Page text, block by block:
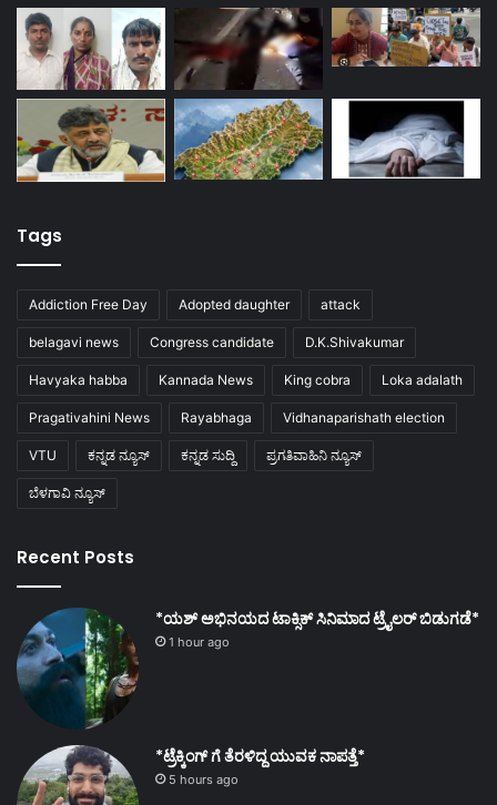
Tags
Addiction Free Day Adopted daughter attack
belagavi news Congress candidate D.K.Shivakumar
Havyaka habba Kannada News King cobra Loka adalath
Pragativahini News Rayabhaga Vidhanaparishath election
VTU ಕನ್ನಡ ನ್ಯೂಸ್ ಕನ್ನಡ ಸುದ್ದಿ ಪ್ರಗತಿವಾಹಿನಿ ನ್ಯೂಸ್
ಬೆಳಗಾವಿ ನ್ಯೂಸ್
Recent Posts
*ಯಶ್ ಅಭಿನಯದ ಟಾಕ್ಸಿಕ್ ಸಿನಿಮಾದ ಟ್ರೈಲರ್ ಬಿಡುಗಡೆ*
1 hour ago
*ಟ್ರೆಕ್ಕಿಂಗ್ ಗೆ ತೆರಳಿದ್ದ ಯುವಕ ನಾಪತ್ತೆ*
5 hours ago